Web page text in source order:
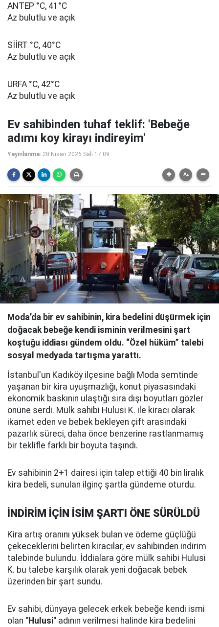
ANTEP °C, 41°C
Az bulutlu ve açık
SİİRT °C, 40°C
Az bulutlu ve açık
URFA °C, 42°C
Az bulutlu ve açık
Ev sahibinden tuhaf teklif: 'Bebeğe
adımı koy kirayı indireyim'
Yayınlanma: 28 Nisan 2026 Salı 17:09
Moda’da bir ev sahibinin, kira bedelini düşürmek için
doğacak bebeğe kendi isminin verilmesini şart
koştuğu iddiası gündem oldu. “Özel hüküm” talebi
sosyal medyada tartışma yarattı.
İstanbul'un Kadıköy ilçesine bağlı Moda semtinde
yaşanan bir kira uyuşmazlığı, konut piyasasındaki
ekonomik baskının ulaştığı sıra dışı boyutları gözler
önüne serdi. Mülk sahibi Hulusi K. ile kiracı olarak
ikamet eden ve bebek bekleyen çift arasındaki
pazarlık süreci, daha önce benzerine rastlanmamış
bir teklifle farklı bir boyuta taşındı.
Ev sahibinin 2+1 dairesi için talep ettiği 40 bin liralık
kira bedeli, sunulan ilginç şartla gündeme oturdu.
İNDİRİM İÇİN İSİM ŞARTI ÖNE SÜRÜLDÜ
Kira artış oranını yüksek bulan ve ödeme güçlüğü
çekeceklerini belirten kiracılar, ev sahibinden indirim
talebinde bulundu. İddialara göre mülk sahibi Hulusi
K. bu talebe karşılık olarak yeni doğacak bebek
üzerinden bir şart sundu.
Ev sahibi, dünyaya gelecek erkek bebeğe kendi ismi
olan "Hulusi" adının verilmesi halinde kira bedelini